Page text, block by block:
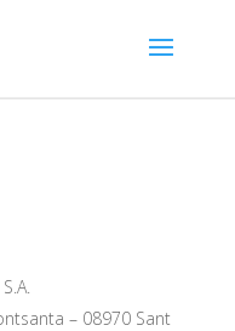
– 08970 Sant